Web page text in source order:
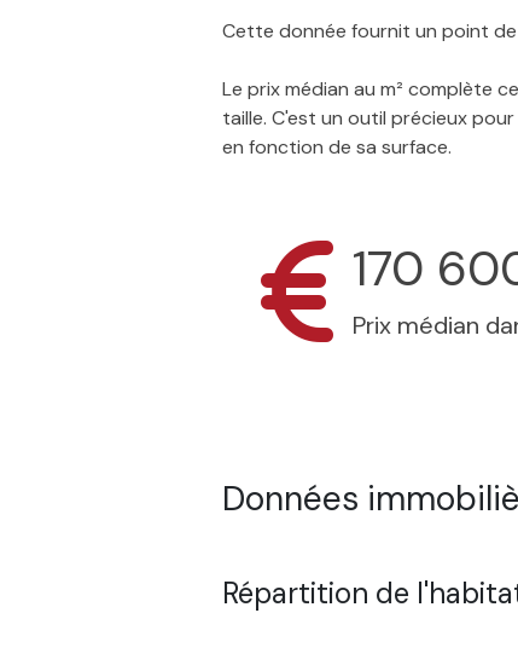
Cette donnée fournit un point
Le prix médian au m² complète
taille. C'est un outil précieux
en fonction de sa surface.
170
Prix médian
Données
Répartition de